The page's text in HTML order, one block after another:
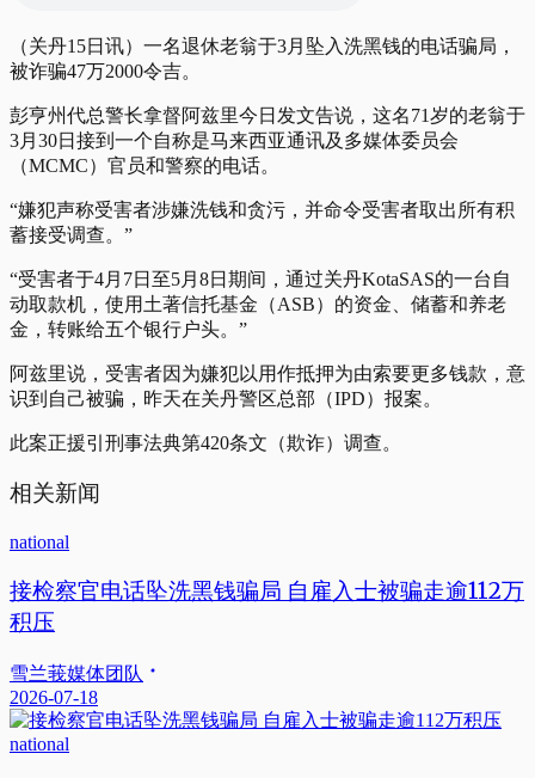
（关丹15日讯）一名退休老翁于3月坠入洗黑钱的电话骗局，
被诈骗47万2000令吉。
彭亨州代总警长拿督阿兹里今日发文告说，这名71岁的老翁于
3月30日接到一个自称是马来西亚通讯及多媒体委员会
（MCMC）官员和警察的电话。
“嫌犯声称受害者涉嫌洗钱和贪污，并命令受害者取出所有积
蓄接受调查。”
“受害者于4月7日至5月8日期间，通过关丹KotaSAS的一台自
动取款机，使用土著信托基金（ASB）的资金、储蓄和养老
金，转账给五个银行户头。”
阿兹里说，受害者因为嫌犯以用作抵押为由索要更多钱款，意
识到自己被骗，昨天在关丹警区总部（IPD）报案。
此案正援引刑事法典第420条文（欺诈）调查。
相关新闻
national
接检察官电话坠洗黑钱骗局 自雇入士被骗走逾112万
积压
雪兰莪媒体团队
2026-07-18
national